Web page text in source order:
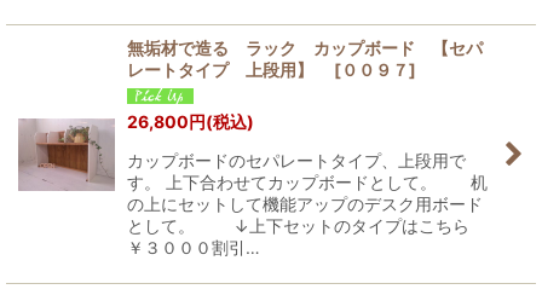
無垢材で造る ラック カップボード 【セパ
レートタイプ 上段用】
[００９７]
26,800円(税込)
カップボードのセパレートタイプ、上段用で
す。 上下合わせてカップボードとして。 机
の上にセットして機能アップのデスク用ボード
として。 ↓上下セットのタイプはこちら
￥３０００割引…